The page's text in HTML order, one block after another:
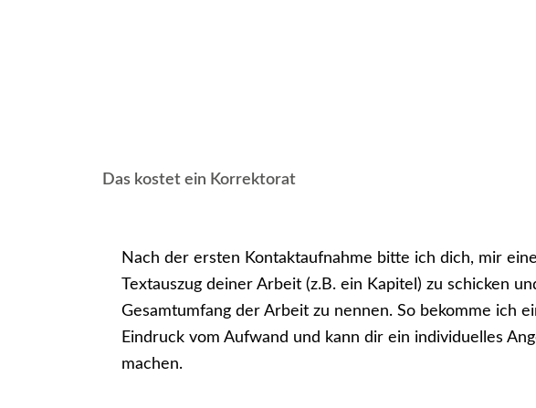
Das kostet ein Korrektorat
Nach der ersten Kontaktaufnahme bitte ich dich, mir
Textauszug deiner Arbeit (z.B. ein Kapitel) zu schicken
Gesamtumfang der Arbeit zu nennen. So bekomme ich
Eindruck vom Aufwand und kann dir ein individuelles
machen.